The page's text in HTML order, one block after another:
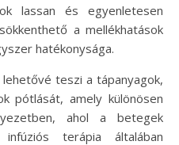
lassan és egyenletesen
a mellékhatások
hatékonysága.
teszi a tápanyagok,
pótlását, amely különösen
ahol a betegek
terápia általában